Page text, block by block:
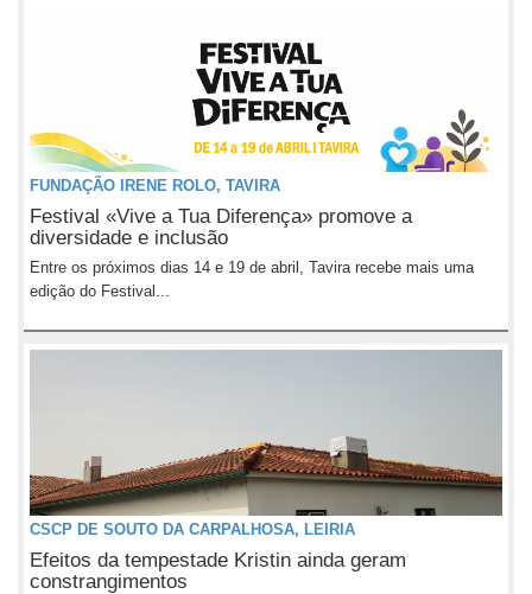
FUNDAÇÃO IRENE ROLO, TAVIRA
Festival «Vive a Tua Diferença» promove a
diversidade e inclusão
Entre os próximos dias 14 e 19 de abril, Tavira recebe mais uma
edição do Festival...
CSCP DE SOUTO DA CARPALHOSA, LEIRIA
Efeitos da tempestade Kristin ainda geram
constrangimentos